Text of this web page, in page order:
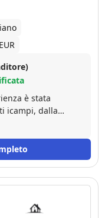
è stata
icampi, dalla
tutto l' iter,
SPERANDEO
sia in
dinamismo ed
avere